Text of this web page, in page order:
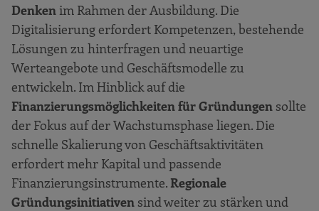
Denken im Rahmen der Ausbildung. Die
Digitalisierung erfordert Kompetenzen, bestehende
Lösungen zu hinterfragen und neuartige
Werteangebote und Geschäftsmodelle zu
entwickeln. Im Hinblick auf die
Finanzierungsmöglichkeiten für Gründungen sollte
der Fokus auf der Wachstumsphase liegen. Die
schnelle Skalierung von Geschäftsaktivitäten
erfordert mehr Kapital und passende
Finanzierungsinstrumente. Regionale
Gründungsinitiativen sind weiter zu stärken und